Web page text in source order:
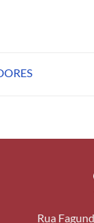
Rua